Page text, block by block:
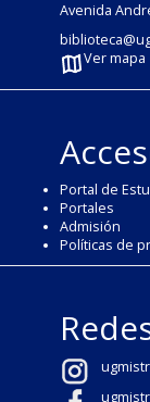
Avenida
Ver mapa
Portal de
Portales
Admisión
Políticas de